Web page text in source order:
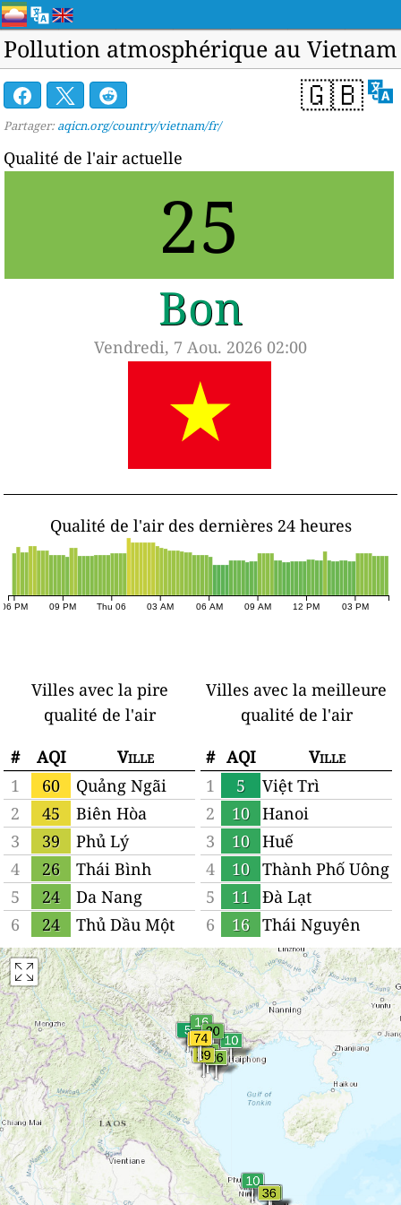
Pollution atmosphérique au Vietnam
🇬🇧
Partager: aqicn.org/country/vietnam/fr/
Qualité de l'air actuelle
25
Bon
Vendredi, 7 Aou. 2026 02:00
Qualité de l'air des dernières 24 heures
06 PM 09 PM Thu 06 03 AM 06 AM 09 AM 12 PM 03 PM
Villes avec la pire
qualité de l'air
#
AQI
Ville
1
60
Quảng Ngãi
2
45
Biên Hòa
3
39
Phủ Lý
4
26
Thái Bình
5
24
Da Nang
6
24 Thủ Dầu Một
Villes avec la meilleure
qualité de l'air
# AQI
Ville
1
5
Việt Trì
2
10 Hanoi
3
10 Huế
4
10 Thành Phố Uông
Bí
5 11
Ðà Lạt
6
16 Thái Nguyên